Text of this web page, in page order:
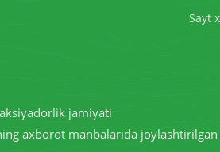
Sayt
aksiyadorlik jamiyati
axborot manbalarida